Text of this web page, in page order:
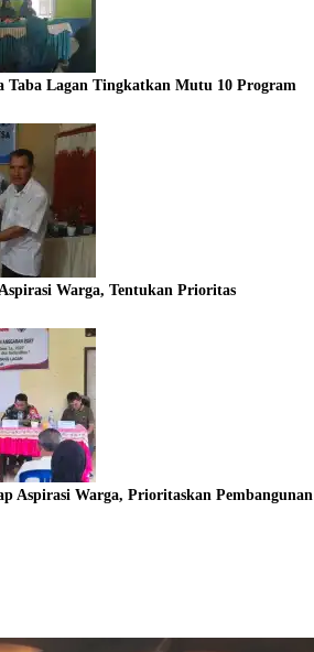
Taba Lagan Tingkatkan Mutu 10 Program
Warga, Tentukan Prioritas
Aspirasi Warga, Prioritaskan Pembangunan